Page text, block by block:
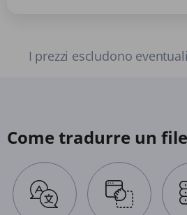
I prezzi escludono
Come tradurre un